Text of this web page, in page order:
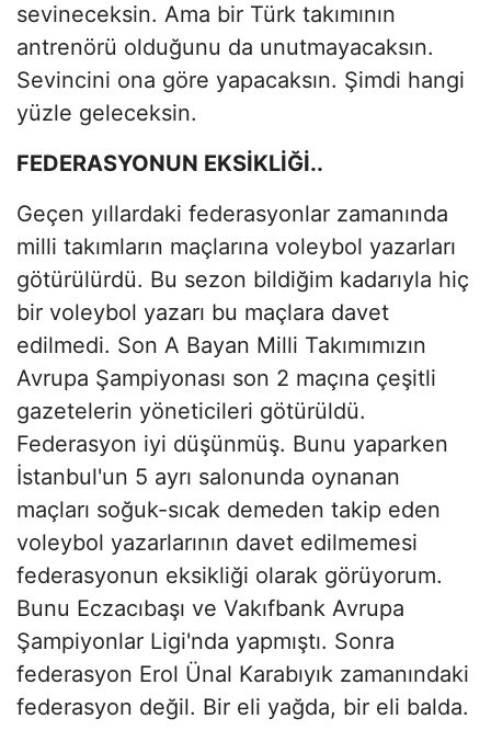
sevineceksin. Ama bir Türk takımının
antrenörü olduğunu da unutmayacaksın.
Sevincini ona göre yapacaksın. Şimdi hangi
yüzle geleceksin.
FEDERASYONUN EKSİKLİĞİ..
Geçen yıllardaki federasyonlar zamanında
milli takımların maçlarına voleybol yazarları
götürülürdü. Bu sezon bildiğim kadarıyla hiç
bir voleybol yazarı bu maçlara davet
edilmedi. Son A Bayan Milli Takımımızın
Avrupa Şampiyonası son 2 maçına çeşitli
gazetelerin yöneticileri götürüldü.
Federasyon iyi düşünmüş. Bunu yaparken
İstanbul'un 5 ayrı salonunda oynanan
maçları soğuk-sıcak demeden takip eden
voleybol yazarlarının davet edilmemesi
federasyonun eksikliği olarak görüyorum.
Bunu Eczacıbaşı ve Vakıfbank Avrupa
Şampiyonlar Ligi'nda yapmıştı. Sonra
federasyon Erol Ünal Karabıyık zamanındaki
federasyon değil. Bir eli yağda, bir eli balda.